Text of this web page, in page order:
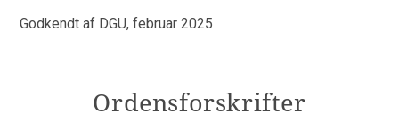
Godkendt af DGU, februar 2025
Ordensforskrifter